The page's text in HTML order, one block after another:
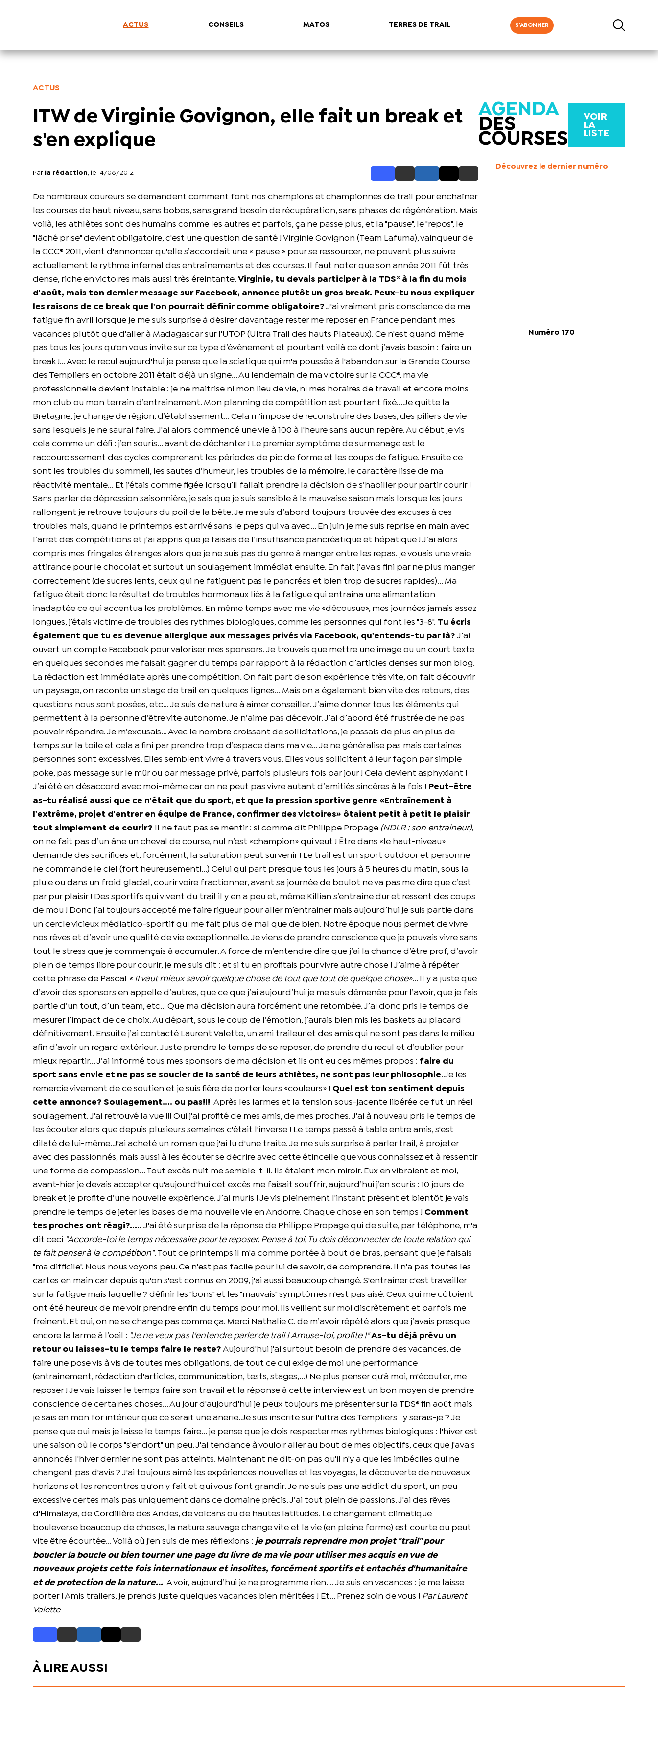
ACTUS CONSEILS MATOS TERRES DE TRAIL S'ABONNER
ACTUS
ITW de Virginie Govignon, elle fait un break et
s'en explique
Par la rédaction , le 14/08/2012
De nombreux coureurs se demandent comment font nos champions et championnes de trail pour enchaîner
les courses de haut niveau, sans bobos, sans grand besoin de récupération, sans phases de régénération. Mais
voilà, les athlètes sont des humains comme les autres et parfois, ça ne passe plus, et la "pause", le "repos", le
"lâché prise" devient obligatoire, c'est une question de santé ! Virginie Govignon (Team Lafuma), vainqueur de
la CCC® 2011, vient d'annoncer qu'elle s’accordait une « pause » pour se ressourcer, ne pouvant plus suivre
actuellement le rythme infernal des entraînements et des courses. Il faut noter que son année 2011 fût très
dense, riche en victoires mais aussi très éreintante.Virginie, tu devais participer à la TDS® à la fin du mois
d'août, mais ton dernier message sur Facebook, annonce plutôt un gros break. Peux-tu nous expliquer
les raisons de ce break que l'on pourrait définir comme obligatoire? J'ai vraiment pris conscience de ma
fatigue fin avril lorsque je me suis surprise à désirer davantage rester me reposer en France pendant mes
vacances plutôt que d'aller à Madagascar sur l'UTOP (Ultra Trail des hauts Plateaux). Ce n'est quand même
pas tous les jours qu'on vous invite sur ce type d’évènement et pourtant voilà ce dont j’avais besoin : faire un
break !... Avec le recul aujourd'hui je pense que la sciatique qui m'a poussée à l'abandon sur la Grande Course
des Templiers en octobre 2011 était déjà un signe... Au lendemain de ma victoire sur la CCC®, ma vie
professionnelle devient instable : je ne maitrise ni mon lieu de vie, ni mes horaires de travail et encore moins
mon club ou mon terrain d’entrainement. Mon planning de compétition est pourtant fixé... Je quitte la
Bretagne, je change de région, d’établissement... Cela m'impose de reconstruire des bases, des piliers de vie
sans lesquels je ne saurai faire. J'ai alors commencé une vie à 100 à l'heure sans aucun repère. Au début je vis
cela comme un défi : j’en souris... avant de déchanter ! Le premier symptôme de surmenage est le
raccourcissement des cycles comprenant les périodes de pic de forme et les coups de fatigue. Ensuite ce
sont les troubles du sommeil, les sautes d’humeur, les troubles de la mémoire, le caractère lisse de ma
réactivité mentale... Et j’étais comme figée lorsqu’il fallait prendre la décision de s’habiller pour partir courir !
Sans parler de dépression saisonnière, je sais que je suis sensible à la mauvaise saison mais lorsque les jours
rallongent je retrouve toujours du poil de la bête. Je me suis d’abord toujours trouvée des excuses à ces
troubles mais, quand le printemps est arrivé sans le peps qui va avec... En juin je me suis reprise en main avec
l’arrêt des compétitions et j’ai appris que je faisais de l’insuffisance pancréatique et hépatique ! J’ai alors
compris mes fringales étranges alors que je ne suis pas du genre à manger entre les repas. je vouais une vraie
attirance pour le chocolat et surtout un soulagement immédiat ensuite. En fait j’avais fini par ne plus manger
correctement (de sucres lents, ceux qui ne fatiguent pas le pancréas et bien trop de sucres rapides)... Ma
fatigue était donc le résultat de troubles hormonaux liés à la fatigue qui entraina une alimentation
inadaptée ce qui accentua les problèmes. En même temps avec ma vie «décousue», mes journées jamais assez
longues, j’étais victime de troubles des rythmes biologiques, comme les personnes qui font les "3-8". Tu écris
également que tu es devenue allergique aux messages privés via Facebook, qu'entends-tu par là? J’ai
ouvert un compte Facebook pour valoriser mes sponsors. Je trouvais que mettre une image ou un court texte
en quelques secondes me faisait gagner du temps par rapport à la rédaction d’articles denses sur mon blog.
La rédaction est immédiate après une compétition. On fait part de son expérience très vite, on fait découvrir
un paysage, on raconte un stage de trail en quelques lignes... Mais on a également bien vite des retours, des
questions nous sont posées, etc... Je suis de nature à aimer conseiller. J’aime donner tous les éléments qui
permettent à la personne d’être vite autonome. Je n’aime pas décevoir. J’ai d’abord été frustrée de ne pas
pouvoir répondre. Je m’excusais... Avec le nombre croissant de sollicitations, je passais de plus en plus de
temps sur la toile et cela a fini par prendre trop d’espace dans ma vie... Je ne généralise pas mais certaines
personnes sont excessives. Elles semblent vivre à travers vous. Elles vous sollicitent à leur façon par simple
poke, pas message sur le mûr ou par message privé, parfois plusieurs fois par jour ! Cela devient asphyxiant !
J’ai été en désaccord avec moi-même car on ne peut pas vivre autant d’amitiés sincères à la fois ! Peut-être
as-tu réalisé aussi que ce n'était que du sport, et que la pression sportive genre «Entraînement à
l'extrême, projet d'entrer en équipe de France, confirmer des victoires» ôtaient petit à petit le plaisir
tout simplement de courir? Il ne faut pas se mentir : si comme dit Philippe Propage (NDLR : son entraineur),
on ne fait pas d’un âne un cheval de course, nul n’est «champion» qui veut ! Être dans «le haut-niveau»
demande des sacrifices et, forcément, la saturation peut survenir ! Le trail est un sport outdoor et personne
ne commande le ciel (fort heureusement!...) Celui qui part presque tous les jours à 5 heures du matin, sous la
pluie ou dans un froid glacial, courir voire fractionner, avant sa journée de boulot ne va pas me dire que c’est
par pur plaisir ! Des sportifs qui vivent du trail il y en a peu et, même Killian s’entraine dur et ressent des coups
de mou ! Donc j’ai toujours accepté me faire rigueur pour aller m’entrainer mais aujourd’hui je suis partie dans
un cercle vicieux médiatico-sportif qui me fait plus de mal que de bien. Notre époque nous permet de vivre
nos rêves et d’avoir une qualité de vie exceptionnelle. Je viens de prendre conscience que je pouvais vivre sans
tout le stress que je commençais à accumuler. A force de m’entendre dire que j’ai la chance d’être prof, d’avoir
plein de temps libre pour courir, je me suis dit : et si tu en profitais pour vivre autre chose ! J’aime à répéter
cette phrase de Pascal
« Il vaut mieux savoir quelque chose de tout que tout de quelque chose»... Il y a juste que
d’avoir des sponsors en appelle d’autres, que ce que j’ai aujourd’hui je me suis démenée pour l’avoir, que je fais
partie d’un tout, d’un team, etc... Que ma décision aura forcément une retombée. J’ai donc pris le temps de
mesurer l’impact de ce choix. Au départ, sous le coup de l’émotion, j’aurais bien mis les baskets au placard
définitivement. Ensuite j’ai contacté Laurent Valette, un ami traileur et des amis qui ne sont pas dans le milieu
afin d’avoir un regard extérieur. Juste prendre le temps de se reposer, de prendre du recul et d’oublier pour
mieux repartir... J’ai informé tous mes sponsors de ma décision et ils ont eu ces mêmes propos : faire du
sport sans envie et ne pas se soucier de la santé de leurs athlètes, ne sont pas leur philosophie. Je les
remercie vivement de ce soutien et je suis fière de porter leurs «couleurs» ! Quel est ton sentiment depuis
cette annonce? Soulagement.... ou pas!!! Après les larmes et la tension sous-jacente libérée ce fut un réel
soulagement. J'ai retrouvé la vue !!! Oui j'ai profité de mes amis, de mes proches. J'ai à nouveau pris le temps de
les écouter alors que depuis plusieurs semaines c'était l'inverse ! Le temps passé à table entre amis, s'est
dilaté de lui-même. J'ai acheté un roman que j'ai lu d'une traite. Je me suis surprise à parler trail, à projeter
avec des passionnés, mais aussi à les écouter se décrire avec cette étincelle que vous connaissez et à ressentir
une forme de compassion... Tout excès nuit me semble-t-il. Ils étaient mon miroir. Eux en vibraient et moi,
avant-hier je devais accepter qu'aujourd'hui cet excès me faisait souffrir, aujourd’hui j’en souris : 10 jours de
break et je profite d’une nouvelle expérience. J’ai muris ! Je vis pleinement l'instant présent et bientôt je vais
prendre le temps de jeter les bases de ma nouvelle vie en Andorre. Chaque chose en son temps ! Comment
tes proches ont réagi?..... J'ai été surprise de la réponse de Philippe Propage qui de suite, par téléphone, m'a
dit ceci "Accorde-toi le temps nécessaire pour te reposer. Pense à toi. Tu dois déconnecter de toute relation qui
te fait penser à la compétition". Tout ce printemps il m'a comme portée à bout de bras, pensant que je faisais
"ma difficile". Nous nous voyons peu. Ce n'est pas facile pour lui de savoir, de comprendre. Il n'a pas toutes les
cartes en main car depuis qu'on s'est connus en 2009, j'ai aussi beaucoup changé. S'entrainer c'est travailler
sur la fatigue mais laquelle ? définir les "bons" et les "mauvais" symptômes n'est pas aisé. Ceux qui me côtoient
ont été heureux de me voir prendre enfin du temps pour moi. Ils veillent sur moi discrètement et parfois me
freinent. Et oui, on ne se change pas comme ça. Merci Nathalie C. de m’avoir répété alors que j’avais presque
encore la larme à l’oeil : "Je ne veux pas t'entendre parler de trail ! Amuse-toi, profite !"As-tu déjà prévu un
retour ou laisses-tu le temps faire le reste? Aujourd'hui j'ai surtout besoin de prendre des vacances, de
faire une pose vis à vis de toutes mes obligations, de tout ce qui exige de moi une performance
(entrainement, rédaction d'articles, communication, tests, stages,...) Ne plus penser qu'à moi, m'écouter, me
reposer ! Je vais laisser le temps faire son travail et la réponse à cette interview est un bon moyen de prendre
conscience de certaines choses... Au jour d'aujourd'hui je peux toujours me présenter sur la TDS® fin août mais
je sais en mon for intérieur que ce serait une ânerie. Je suis inscrite sur l'ultra des Templiers : y serais-je ? Je
pense que oui mais je laisse le temps faire... je pense que je dois respecter mes rythmes biologiques : l'hiver est
une saison où le corps "s'endort" un peu. J'ai tendance à vouloir aller au bout de mes objectifs, ceux que j'avais
annoncés l'hiver dernier ne sont pas atteints. Maintenant ne dit-on pas qu'il n'y a que les imbéciles qui ne
changent pas d'avis ? J'ai toujours aimé les expériences nouvelles et les voyages, la découverte de nouveaux
horizons et les rencontres qu'on y fait et qui vous font grandir. Je ne suis pas une addict du sport, un peu
excessive certes mais pas uniquement dans ce domaine précis. J’ai tout plein de passions. J'ai des rêves
d'Himalaya, de Cordillère des Andes, de volcans ou de hautes latitudes. Le changement climatique
bouleverse beaucoup de choses, la nature sauvage change vite et la vie (en pleine forme) est courte ou peut
vite être écourtée... Voilà où j'en suis de mes réflexions : je pourrais reprendre mon projet "trail" pour
boucler la boucle ou bien tourner une page du livre de ma vie pour utiliser mes acquis en vue de
nouveaux projets cette fois internationaux et insolites, forcément sportifs et entachés d'humanitaire
et de protection de la nature... A voir, aujourd’hui je ne programme rien.... Je suis en vacances : je me laisse
porter ! Amis trailers, je prends juste quelques vacances bien méritées ! Et... Prenez soin de vous ! Par Laurent
Valette
AGENDA
DES
COURSES
VOIR
LA
LISTE
Découvrez le dernier numéro
Numéro 170
À LIRE AUSSI